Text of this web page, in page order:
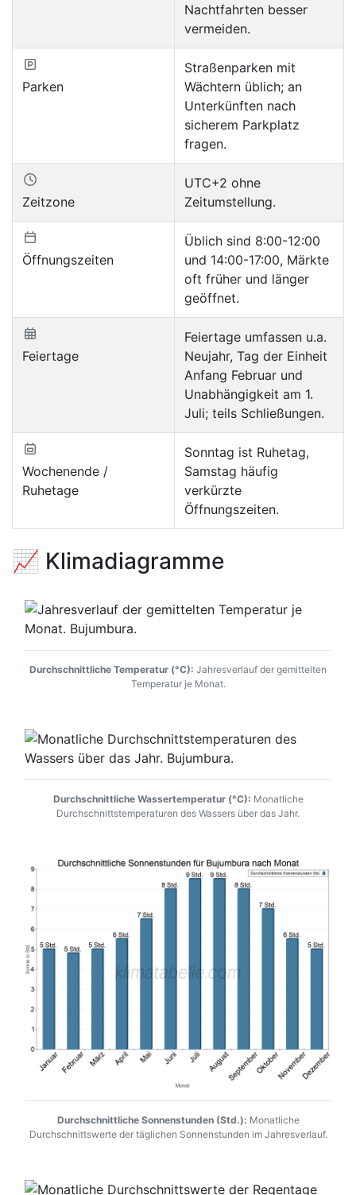
Nachtfahrten besser
vermeiden.
Parken
Straßenparken mit
Wächtern üblich; an
Unterkünften nach
sicherem Parkplatz
fragen.
Zeitzone
UTC+2 ohne
Zeitumstellung.
Öffnungszeiten
Üblich sind 8:00-12:00
und 14:00-17:00, Märkte
oft früher und länger
geöffnet.
Feiertage
Feiertage umfassen u.a.
Neujahr, Tag der Einheit
Anfang Februar und
Unabhängigkeit am 1.
Juli; teils Schließungen.
Wochenende /
Ruhetage
Sonntag ist Ruhetag,
Samstag häufig
verkürzte
Öffnungszeiten.
📈 Klimadiagramme
Durchschnittliche Temperatur (°C): Jahresverlauf der gemittelten
Temperatur je Monat.
Durchschnittliche Wassertemperatur (°C): Monatliche
Durchschnittstemperaturen des Wassers über das Jahr.
Durchschnittliche Sonnenstunden (Std.): Monatliche
Durchschnittswerte der täglichen Sonnenstunden im Jahresverlauf.